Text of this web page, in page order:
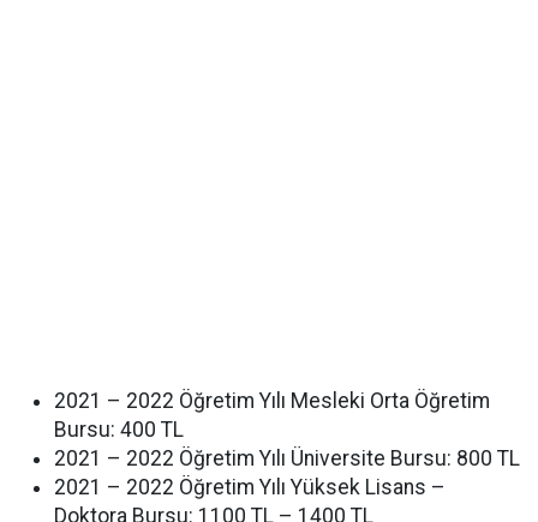
2021 – 2022 Öğretim Yılı Mesleki Orta Öğretim
Bursu: 400 TL
2021 – 2022 Öğretim Yılı Üniversite Bursu: 800 TL
2021 – 2022 Öğretim Yılı Yüksek Lisans –
Doktora Bursu: 1100 TL – 1400 TL